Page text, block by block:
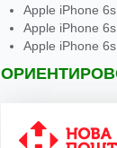
Apple iPhone
Apple iPhone
Apple iPhone